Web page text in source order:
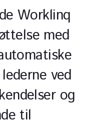
Worklinq
med
ved
og
til